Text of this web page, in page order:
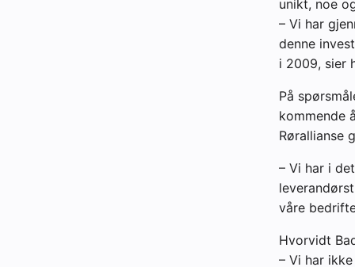
unikt, noe
– Vi har
denne
i 2009, sier
På
kommende
Rørallianse
– Vi har i
våre
Hvorvidt
– Vi har